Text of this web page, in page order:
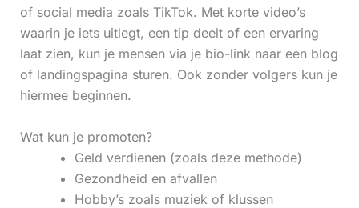
of social media zoals TikTok. Met korte video’s
waarin je iets uitlegt, een tip deelt of een ervaring
laat zien, kun je mensen via je bio-link naar een blog
of landingspagina sturen. Ook zonder volgers kun je
hiermee beginnen.
Wat kun je promoten?
Geld verdienen (zoals deze methode)
Gezondheid en afvallen
Hobby’s zoals muziek of klussen